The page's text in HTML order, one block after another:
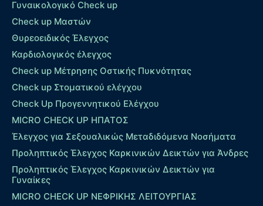
Γυναικολογικό Check up
Check up Μαστών
Θυρεοειδικός Έλεγχος
Καρδιολογικός έλεγχος
Check up Mέτρησης Οστικής Πυκνότητας
Check up Στοματικού ελέγχου
Check Up Προγεννητικού Ελέγχου
MICRO CHECK UP HΠΑΤΟΣ
Έλεγχος για Σεξουαλικώς Μεταδιδόμενα Νοσήματα
Προληπτικός Έλεγχος Καρκινικών Δεικτών για Άνδρες
Προληπτικός Έλεγχος Καρκινικών Δεικτών για
Γυναίκες
MICRO CHECK UP ΝΕΦΡΙΚΗΣ ΛΕΙΤΟΥΡΓΙΑΣ